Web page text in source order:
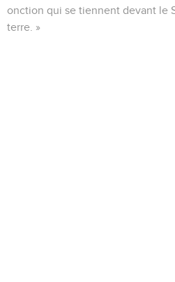
onction qui se tiennent devant le
terre. »